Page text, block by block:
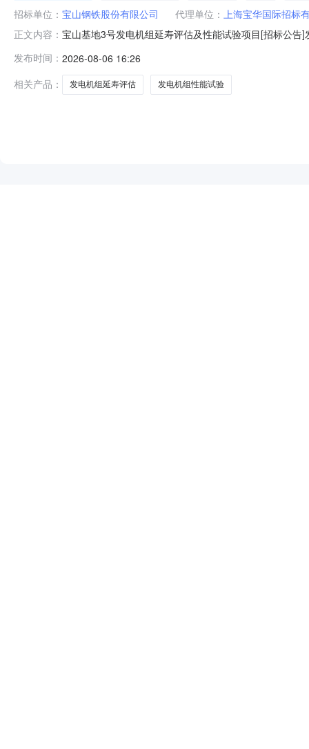
招标单位： 宝山钢铁股份有限公司 代理单位： 上海宝华国际招标
正文内容： 宝山基地3号发电机组延寿评估及性能试验项目[招标公
况与招标范围2.1项目地点：上海市宝山区富锦路宝山基
围：1）对
发布时间： 2026-08-06 16:26
相关产品：
发电机组延寿评估 发电机组性能试验